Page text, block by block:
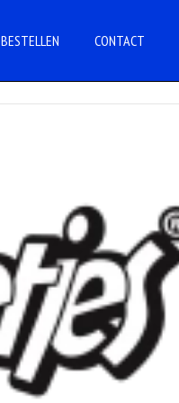
BESTELLEN CONTACT